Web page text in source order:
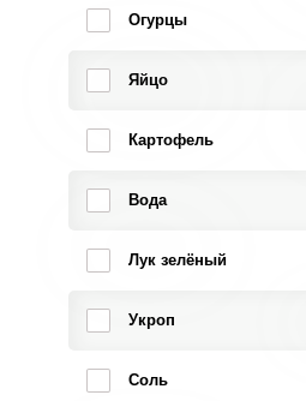
Огурцы
Яйцо
Картофель
Вода
Лук зелёный
Укроп
Соль